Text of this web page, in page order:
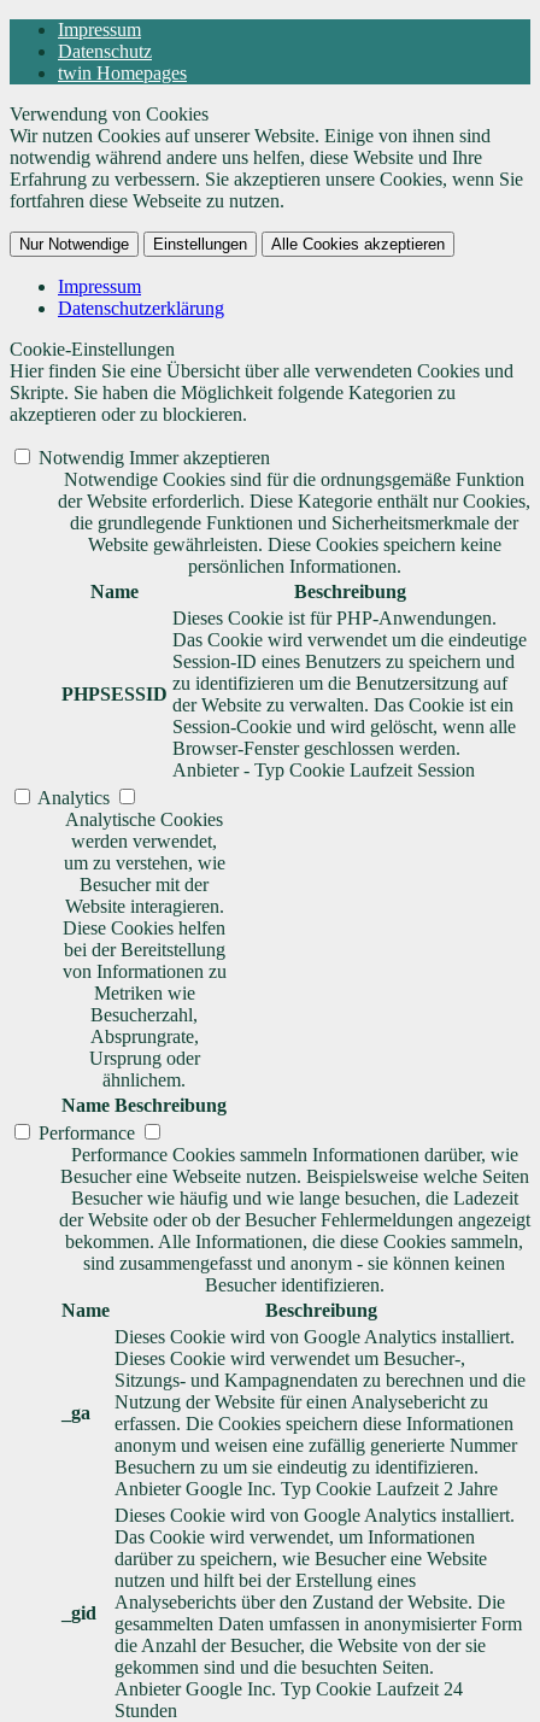
Impressum
Datenschutz
twin Homepages
Verwendung von Cookies
Wir nutzen Cookies auf unserer Website. Einige von ihnen sind
notwendig während andere uns helfen, diese Website und Ihre
Erfahrung zu verbessern. Sie akzeptieren unsere Cookies, wenn Sie
fortfahren diese Webseite zu nutzen.
Nur Notwendige Einstellungen Alle Cookies akzeptieren
Impressum
Datenschutzerklärung
Cookie-Einstellungen
Hier finden Sie eine Übersicht über alle verwendeten Cookies und
Skripte. Sie haben die Möglichkeit folgende Kategorien zu
akzeptieren oder zu blockieren.
Notwendig Immer akzeptieren
Notwendige Cookies sind für die ordnungsgemäße Funktion
der Website erforderlich. Diese Kategorie enthält nur Cookies,
die grundlegende Funktionen und Sicherheitsmerkmale der
Website gewährleisten. Diese Cookies speichern keine
persönlichen Informationen.
Name
Beschreibung
PHPSESSID
Dieses Cookie ist für PHP-Anwendungen.
Das Cookie wird verwendet um die eindeutige
Session-ID eines Benutzers zu speichern und
zu identifizieren um die Benutzersitzung auf
der Website zu verwalten. Das Cookie ist ein
Session-Cookie und wird gelöscht, wenn alle
Browser-Fenster geschlossen werden.
Anbieter - Typ Cookie Laufzeit Session
Analytics
Analytische Cookies
werden verwendet,
um zu verstehen, wie
Besucher mit der
Website interagieren.
Diese Cookies helfen
bei der Bereitstellung
von Informationen zu
Metriken wie
Besucherzahl,
Absprungrate,
Ursprung oder
ähnlichem.
Name Beschreibung
Performance
Performance Cookies sammeln Informationen darüber, wie
Besucher eine Webseite nutzen. Beispielsweise welche Seiten
Besucher wie häufig und wie lange besuchen, die Ladezeit
der Website oder ob der Besucher Fehlermeldungen angezeigt
bekommen. Alle Informationen, die diese Cookies sammeln,
sind zusammengefasst und anonym - sie können keinen
Besucher identifizieren.
Name
Beschreibung
_ga
Dieses Cookie wird von Google Analytics installiert.
Dieses Cookie wird verwendet um Besucher-,
Sitzungs- und Kampagnendaten zu berechnen und die
Nutzung der Website für einen Analysebericht zu
erfassen. Die Cookies speichern diese Informationen
anonym und weisen eine zufällig generierte Nummer
Besuchern zu um sie eindeutig zu identifizieren.
Anbieter Google Inc. Typ Cookie Laufzeit 2 Jahre
_gid
Dieses Cookie wird von Google Analytics installiert.
Das Cookie wird verwendet, um Informationen
darüber zu speichern, wie Besucher eine Website
nutzen und hilft bei der Erstellung eines
Analyseberichts über den Zustand der Website. Die
gesammelten Daten umfassen in anonymisierter Form
die Anzahl der Besucher, die Website von der sie
gekommen sind und die besuchten Seiten.
Anbieter Google Inc. Typ Cookie Laufzeit 24
Stunden